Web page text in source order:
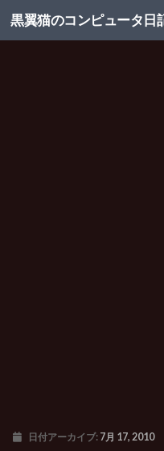
コンテンツへスキップ
黒翼猫のコンピュータ日
日付アーカイブ: 7月 17, 2010